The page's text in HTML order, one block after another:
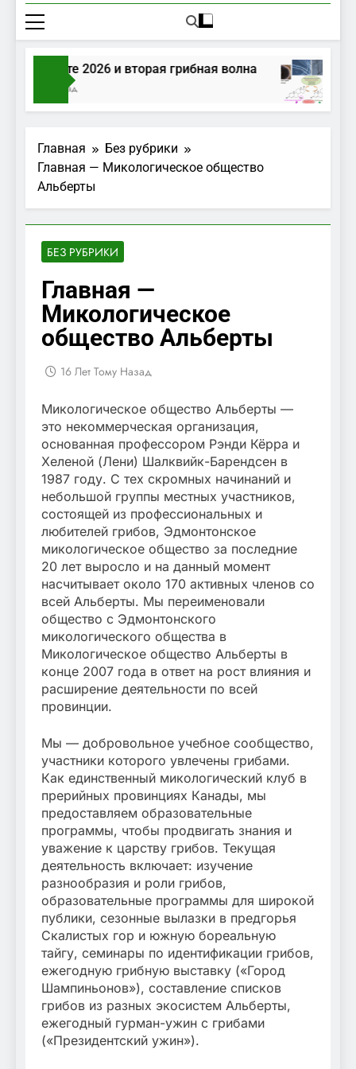
в августе 2026 и вторая грибная волна
Главная
Без рубрики
Главная — Микологическое общество
Альберты
БЕЗ РУБРИКИ
Главная —
Микологическое
общество Альберты
16 Лет Тому Назад
Микологическое общество Альберты —
это некоммерческая организация,
основанная профессором Рэнди Кёрра и
Хеленой (Лени) Шалквийк-Барендсен в
1987 году. С тех скромных начинаний и
небольшой группы местных участников,
состоящей из профессиональных и
любителей грибов, Эдмонтонское
микологическое общество за последние
20 лет выросло и на данный момент
насчитывает около 170 активных членов со
всей Альберты. Мы переименовали
общество с Эдмонтонского
микологического общества в
Микологическое общество Альберты в
конце 2007 года в ответ на рост влияния и
расширение деятельности по всей
провинции.
Мы — добровольное учебное сообщество,
участники которого увлечены грибами.
Как единственный микологический клуб в
прерийных провинциях Канады, мы
предоставляем образовательные
программы, чтобы продвигать знания и
уважение к царству грибов. Текущая
деятельность включает: изучение
разнообразия и роли грибов,
образовательные программы для широкой
публики, сезонные вылазки в предгорья
Скалистых гор и южную бореальную
тайгу, семинары по идентификации грибов,
ежегодную грибную выставку («Город
Шампиньонов»), составление списков
грибов из разных экосистем Альберты,
ежегодный гурман-ужин с грибами
(«Президентский ужин»).